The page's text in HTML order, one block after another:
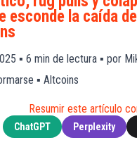
esconde la caída
▪ 6 min de lectura ▪ por
▪ Altcoins
Resumir este artículo
ChatGPT Perplexity